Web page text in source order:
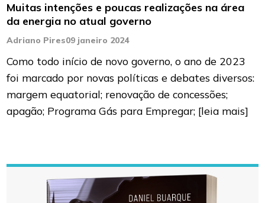
Muitas intenções e poucas realizações na área
da energia no atual governo
Adriano Pires09 janeiro 2024
Como todo início de novo governo, o ano de 2023
foi marcado por novas políticas e debates diversos:
margem equatorial; renovação de concessões;
apagão; Programa Gás para Empregar; [leia mais]